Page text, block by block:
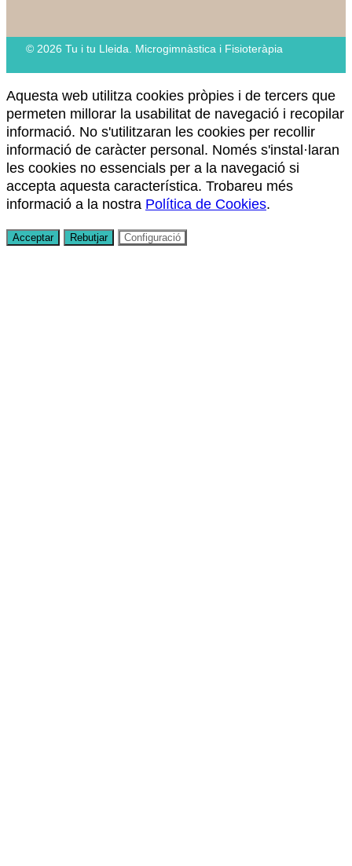
© 2026 Tu i tu Lleida. Microgimnàstica i Fisioteràpia
Aquesta web utilitza cookies pròpies i de tercers que
permeten millorar la usabilitat de navegació i recopilar
informació. No s'utilitzaran les cookies per recollir
informació de caràcter personal. Només s'instal·laran
les cookies no essencials per a la navegació si
accepta aquesta característica. Trobareu més
informació a la nostra Política de Cookies.
Acceptar Rebutjar Configuració